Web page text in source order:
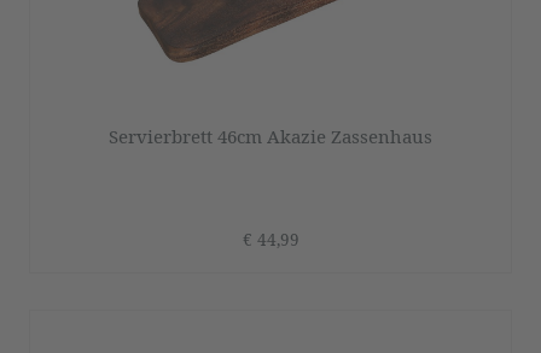
Servierbrett 46cm Akazie Zassenhaus
€ 44,99